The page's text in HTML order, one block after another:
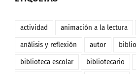
actividad animación a la lectura
análisis y reflexión autor
biblioteca escolar bibliotecario